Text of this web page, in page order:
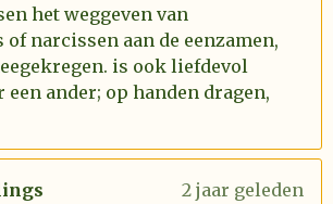
het weggeven van
narcissen aan de eenzamen,
is ook liefdevol
ander; op handen dragen,
2 jaar geleden